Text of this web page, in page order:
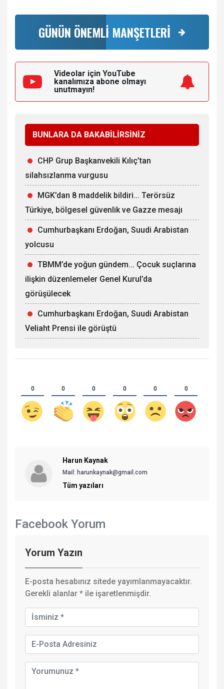
GÜNÜN ÖNEMLİ MANŞETLERİ
Videolar için YouTube
kanalımıza abone olmayı
unutmayın!
BUNLARA DA BAKABİLİRSİNİZ
CHP Grup Başkanvekili Kılıç’tan
silahsızlanma vurgusu
MGK’dan 8 maddelik bildiri... Terörsüz
Türkiye, bölgesel güvenlik ve Gazze mesajı
Cumhurbaşkanı Erdoğan, Suudi Arabistan
yolcusu
TBMM’de yoğun gündem... Çocuk suçlarına
ilişkin düzenlemeler Genel Kurul’da
görüşülecek
Cumhurbaşkanı Erdoğan, Suudi Arabistan
Veliaht Prensi ile görüştü
0 0 0 0 0 0
Harun Kaynak
Mail: harunkaynak@gmail.com
Tüm yazıları
Facebook Yorum
Yorum Yazın
E-posta hesabınız sitede yayımlanmayacaktır.
Gerekli alanlar * ile işaretlenmişdir.